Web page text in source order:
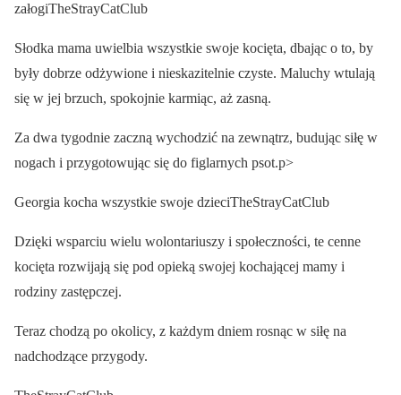
załogiTheStrayCatClub
Słodka mama uwielbia wszystkie swoje kocięta, dbając o to, by
były dobrze odżywione i nieskazitelnie czyste. Maluchy wtulają
się w jej brzuch, spokojnie karmiąc, aż zasną.
Za dwa tygodnie zaczną wychodzić na zewnątrz, budując siłę w
nogach i przygotowując się do figlarnych psot.p>
Georgia kocha wszystkie swoje dzieciTheStrayCatClub
Dzięki wsparciu wielu wolontariuszy i społeczności, te cenne
kocięta rozwijają się pod opieką swojej kochającej mamy i
rodziny zastępczej.
Teraz chodzą po okolicy, z każdym dniem rosnąc w siłę na
nadchodzące przygody.